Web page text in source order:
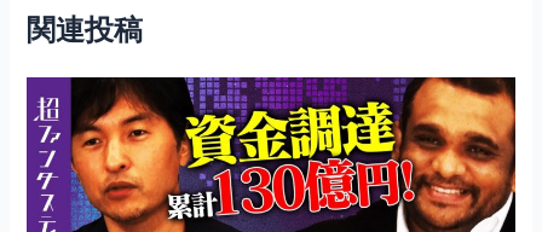
o
o
k
ビ
ゲ
ョ
ン
関連投稿